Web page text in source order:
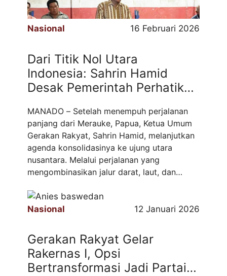
Nasional 16 Februari 2026
Dari Titik Nol Utara
Indonesia: Sahrin Hamid
Desak Pemerintah Perhatikan
MANADO – Setelah menempuh perjalanan
panjang dari Merauke, Papua, Ketua Umum
Gerakan Rakyat, Sahrin Hamid, melanjutkan
agenda konsolidasinya ke ujung utara
nusantara. Melalui perjalanan yang
mengombinasikan jalur darat, laut, dan
Sulawesi Utara, titik nol Indonesia yang
berbatasan langsung dengan Filipina.
di ujung utara Indonesia, ...
Read more
Nasional 12 Januari 2026
Gerakan Rakyat Gelar
Rakernas I, Opsi
Bertransformasi Jadi Partai